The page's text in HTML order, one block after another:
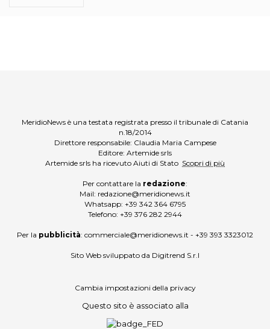
MeridioNews è una testata registrata presso il tribunale di Catania
n.18/2014
Direttore responsabile: Claudia Maria Campese
Editore: Artemide srls
Artemide srls ha ricevuto Aiuti di Stato Scopri di più
Per contattare la redazione:
Mail: redazione@meridionews.it
Whatsapp: +39 342 364 6795
Telefono: +39 376 282 2944
Per la pubblicità: commerciale@meridionews.it - +39 393 3323012
Sito Web sviluppato da Digitrend S.r.l
Cambia impostazioni della privacy
Questo sito è associato alla